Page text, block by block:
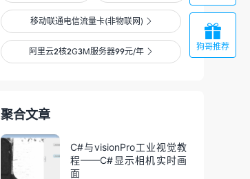
移动联通电信流量卡(非物联网) 
阿里云2核2G3M服务器99元/年 
聚合文章
C#与visionPro工业视觉教
程——C#显示相机实时画
面

狗哥推荐